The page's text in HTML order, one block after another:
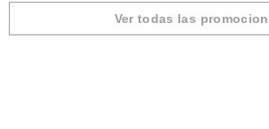
Ver todas las